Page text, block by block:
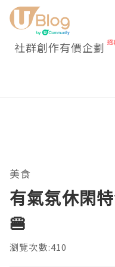
社群創作有價企劃
美食
有氣氛休閑
🍔
瀏覽次數:410